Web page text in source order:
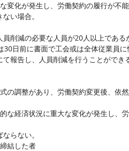
変化が発生し、労働契約の履行が不
い場合。
削減の必要な人員が20人以上であ
日前に書面で工会或は全体従業員
報告し、人員削減を行うことができ
の調整があり、労働契約変更後、依
な経済状況に重大な変化が発生し、
らない。
結した者